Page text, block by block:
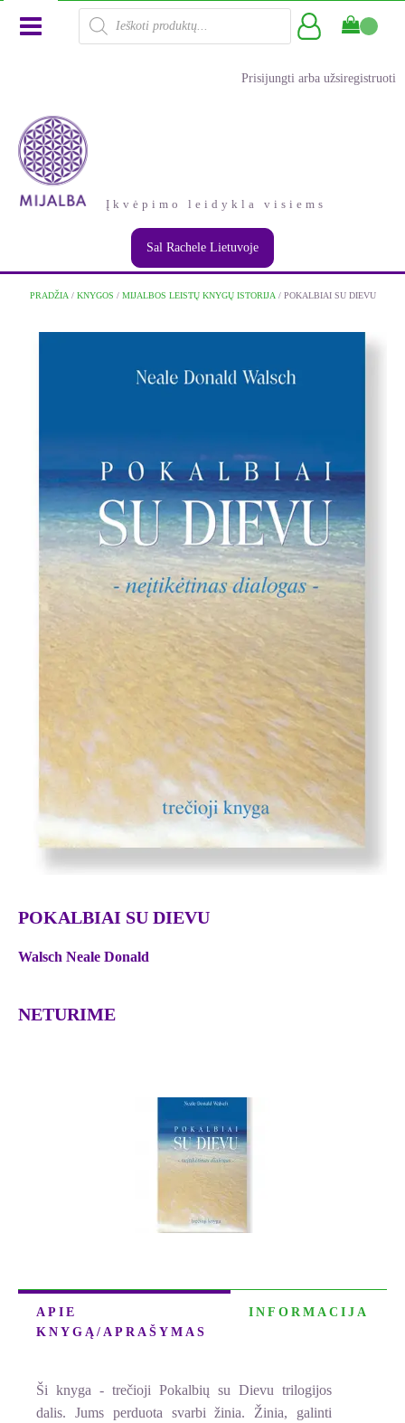
Products
search
Prisijungti arba užsiregistruoti
Įkvėpimo leidykla visiems
Sal Rachele Lietuvoje
PRADŽIA / KNYGOS / MIJALBOS LEISTŲ KNYGŲ ISTORIJA / POKALBIAI SU DIEVU
POKALBIAI SU DIEVU
Walsch Neale Donald
NETURIME
APIE
KNYGĄ/APRAŠYMAS
INFORMACIJA
Ši knyga - trečioji Pokalbių su Dievu trilogijos
dalis. Jums perduota svarbi žinia. Žinia, galinti